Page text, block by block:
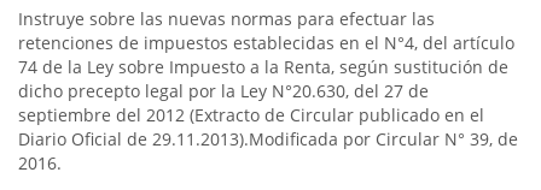
Instruye sobre las nuevas normas para efectuar las
retenciones de impuestos establecidas en el N°4, del artículo
74 de la Ley sobre Impuesto a la Renta, según sustitución de
dicho precepto legal por la Ley N°20.630, del 27 de
septiembre del 2012 (Extracto de Circular publicado en el
Diario Oficial de 29.11.2013).Modificada por Circular N° 39, de
2016.